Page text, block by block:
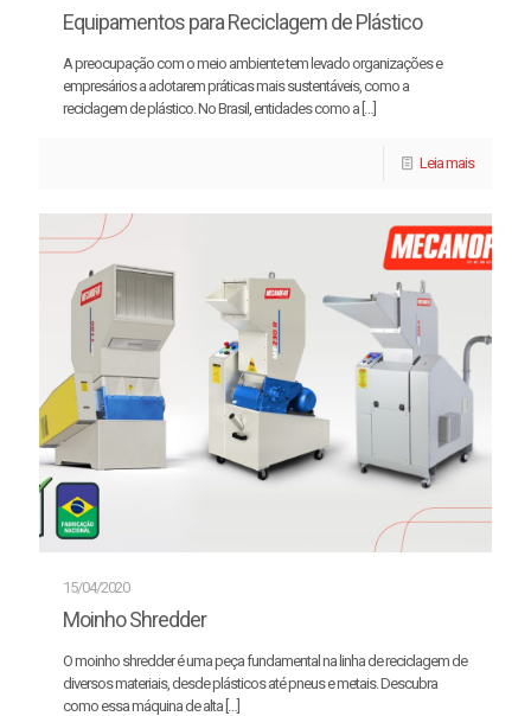
Equipamentos para Reciclagem de Plástico
A preocupação com o meio ambiente tem levado organizações e
empresários a adotarem práticas mais sustentáveis, como a
reciclagem de plástico. No Brasil, entidades como a […]
Leia mais
15/04/2020
Moinho Shredder
O moinho shredder é uma peça fundamental na linha de reciclagem de
diversos materiais, desde plásticos até pneus e metais. Descubra
como essa máquina de alta […]